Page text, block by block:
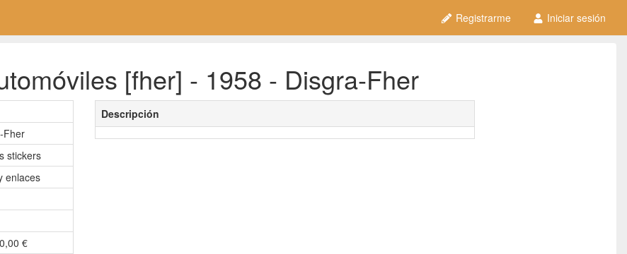
Registrarme Iniciar sesión
[fher] - 1958 - Disgra-Fher
Fher
stickers
enlaces
€
Descripción